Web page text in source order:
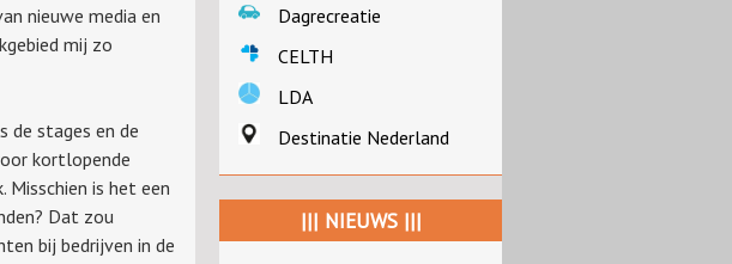
nieuwe media en
mij zo
de stages en de
kortlopende
is het een
Dat zou
bij bedrijven in de
Dagrecreatie
CELTH
LDA
Destinatie Nederland
||| NIEUWS |||